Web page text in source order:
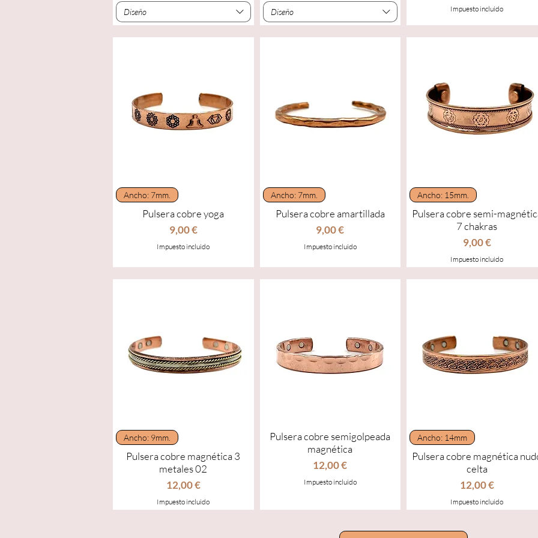
Diseño Diseño Impuesto incluido
Vista rápida
Ancho: 7mm.
Pulsera cobre yoga
Precio
9,00 €
Impuesto incluido
Vista rápida
Ancho: 7mm.
Pulsera cobre amartillada
Precio
9,00 €
Impuesto incluido
Vista rápida
Ancho: 15mm.
Pulsera cobre semi-
7 chakras
Precio
9,00 €
Impuesto incluido
Vista rápida
Ancho: 9mm.
Pulsera cobre magnética 3
metales 02
Precio
12,00 €
Impuesto incluido
Vista rápida
Pulsera cobre semigolpeada
magnética
Precio
12,00 €
Impuesto incluido
Vista rápida
Ancho: 14mm
Pulsera cobre magnética
celta
Precio
12,00 €
Impuesto incluido